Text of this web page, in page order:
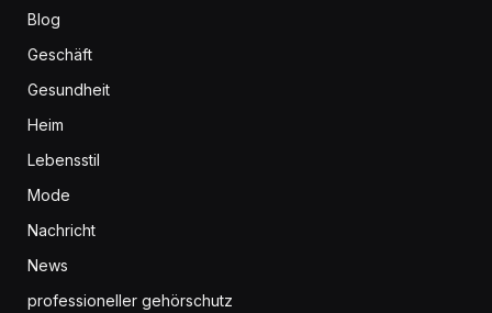
Blog
Geschäft
Gesundheit
Heim
Lebensstil
Mode
Nachricht
News
professioneller gehörschutz